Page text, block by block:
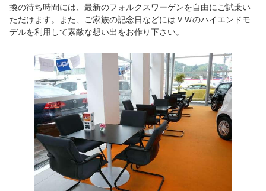
換の待ち時間には、最新のフォルクスワーゲンを自由にご試乗い
ただけます。また、ご家族の記念日などにはＶＷのハイエンドモ
デルを利用して素敵な想い出をお作り下さい。